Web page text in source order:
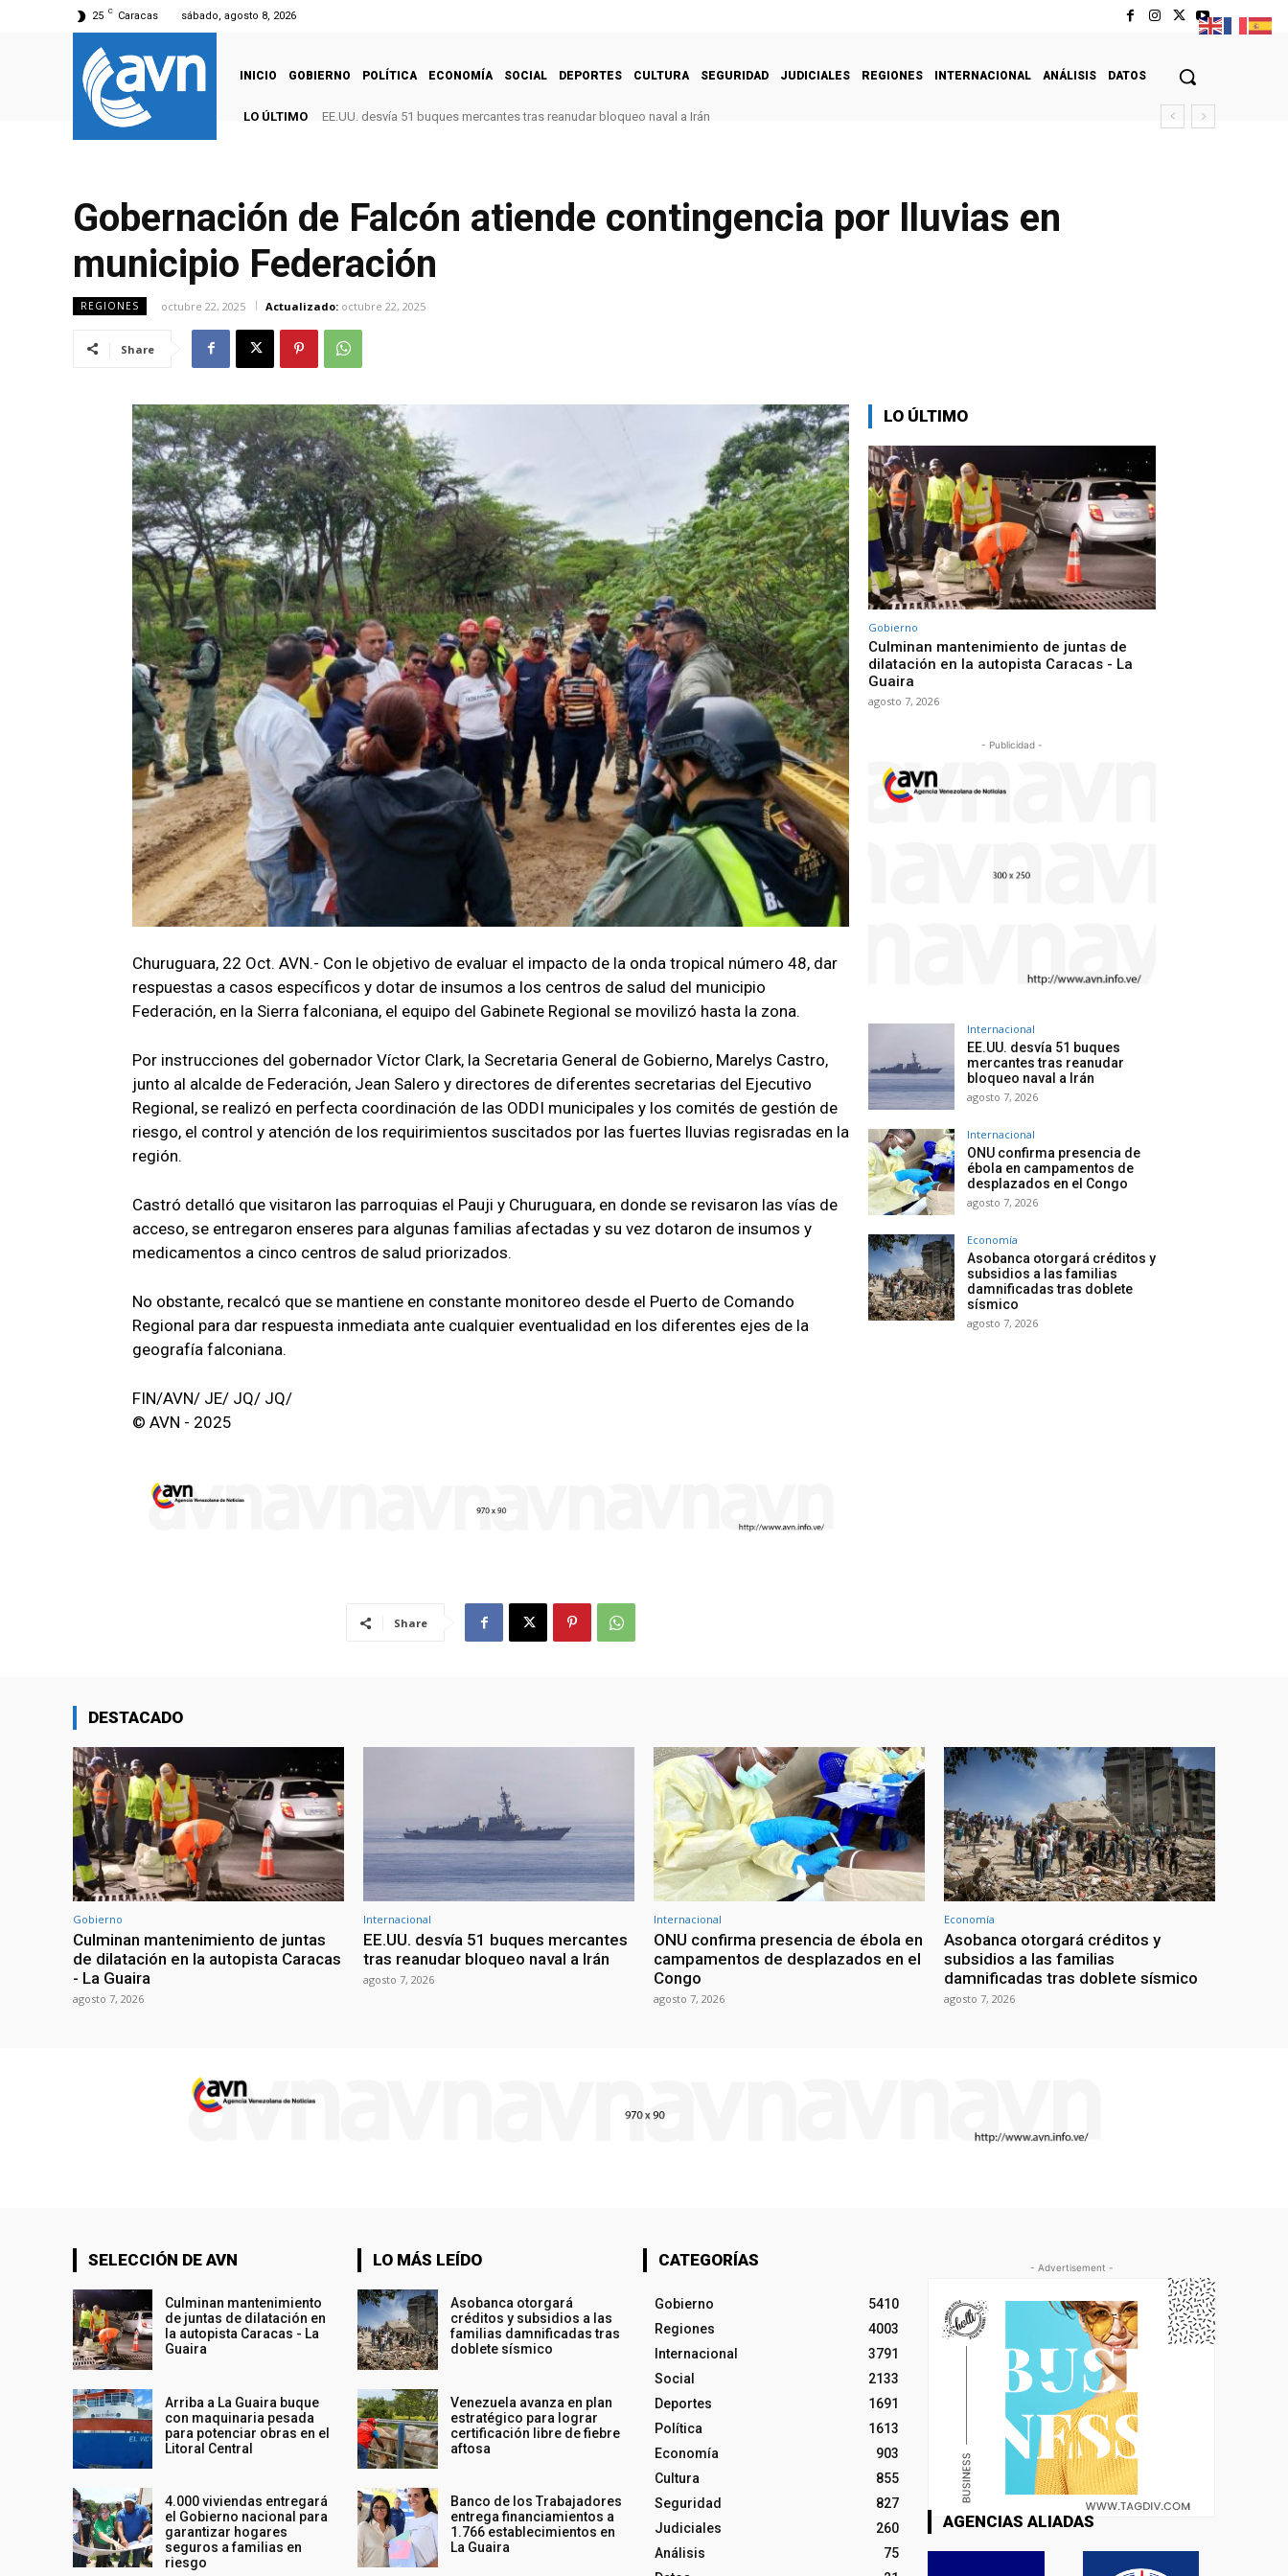
25 C Caracas sábado, agosto 8, 2026
INICIO GOBIERNO POLÍTICA ECONOMÍA SOCIAL DEPORTES CULTURA SEGURIDAD JUDICIALES REGIONES INTERNACIONAL ANÁLISIS DATOS
LO ÚLTIMO EE.UU. desvía 51 buques mercantes tras reanudar bloqueo naval a Irán
Gobernación de Falcón atiende contingencia por lluvias en
municipio Federación
REGIONES octubre 22, 2025 Actualizado: octubre 22, 2025
Share
Churuguara, 22 Oct. AVN.- Con le objetivo de evaluar el impacto de la onda tropical número 48, dar
respuestas a casos específicos y dotar de insumos a los centros de salud del municipio
Federación, en la Sierra falconiana, el equipo del Gabinete Regional se movilizó hasta la zona.
Por instrucciones del gobernador Víctor Clark, la Secretaria General de Gobierno, Marelys Castro,
junto al alcalde de Federación, Jean Salero y directores de diferentes secretarias del Ejecutivo
Regional, se realizó en perfecta coordinación de las ODDI municipales y los comités de gestión de
riesgo, el control y atención de los requirimientos suscitados por las fuertes lluvias regisradas en la
región.
Castró detalló que visitaron las parroquias el Pauji y Churuguara, en donde se revisaron las vías de
acceso, se entregaron enseres para algunas familias afectadas y su vez dotaron de insumos y
medicamentos a cinco centros de salud priorizados.
No obstante, recalcó que se mantiene en constante monitoreo desde el Puerto de Comando
Regional para dar respuesta inmediata ante cualquier eventualidad en los diferentes ejes de la
geografía falconiana.
FIN/AVN/ JE/ JQ/ JQ/
© AVN - 2025
Share
LO ÚLTIMO
Gobierno
Culminan mantenimiento de juntas de
dilatación en la autopista Caracas - La
Guaira
agosto 7, 2026
- Publicidad -
Internacional
EE.UU. desvía 51 buques
mercantes tras reanudar
bloqueo naval a Irán
agosto 7, 2026
Internacional
ONU confirma presencia de
ébola en campamentos de
desplazados en el Congo
agosto 7, 2026
Economía
Asobanca otorgará créditos y
subsidios a las familias
damnificadas tras doblete
sísmico
agosto 7, 2026
DESTACADO
Gobierno
Culminan mantenimiento de juntas
de dilatación en la autopista Caracas
- La Guaira
agosto 7, 2026
Internacional
EE.UU. desvía 51 buques mercantes
tras reanudar bloqueo naval a Irán
agosto 7, 2026
Internacional
ONU confirma presencia de ébola en
campamentos de desplazados en el
Congo
agosto 7, 2026
Economía
Asobanca otorgará créditos y
subsidios a las familias
damnificadas tras doblete sísmico
agosto 7, 2026
SELECCIÓN DE AVN
Culminan mantenimiento
de juntas de dilatación en
la autopista Caracas - La
Guaira
Arriba a La Guaira buque
con maquinaria pesada
para potenciar obras en el
Litoral Central
4.000 viviendas entregará
el Gobierno nacional para
garantizar hogares
seguros a familias en
riesgo
LO MÁS LEÍDO
Asobanca otorgará
créditos y subsidios a las
familias damnificadas tras
doblete sísmico
Venezuela avanza en plan
estratégico para lograr
certificación libre de fiebre
aftosa
Banco de los Trabajadores
entrega financiamientos a
1.766 establecimientos en
La Guaira
CATEGORÍAS
Gobierno
5410
Regiones
4003
Internacional
3791
Social
2133
Deportes
1691
Política
1613
Economía
903
Cultura
855
Seguridad
827
Judiciales
260
Análisis
75
- Advertisement -
AGENCIAS ALIADAS